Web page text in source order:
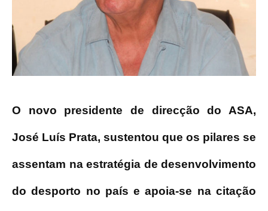
O novo presidente de direcção do ASA,
José Luís Prata, sustentou que os pilares se
assentam na estratégia de desenvolvimento
do desporto no país e apoia-se na citação